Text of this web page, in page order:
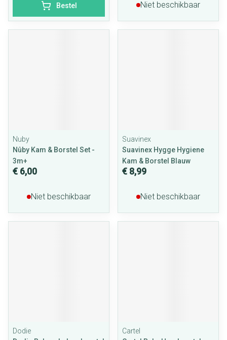
Bestel Niet beschikbaar
Nuby
Nûby Kam & Borstel Set -
3m+
€ 6,00
Niet beschikbaar
Suavinex
Suavinex Hygge Hygiene
Kam & Borstel Blauw
€ 8,99
Niet beschikbaar
Dodie
Cartel